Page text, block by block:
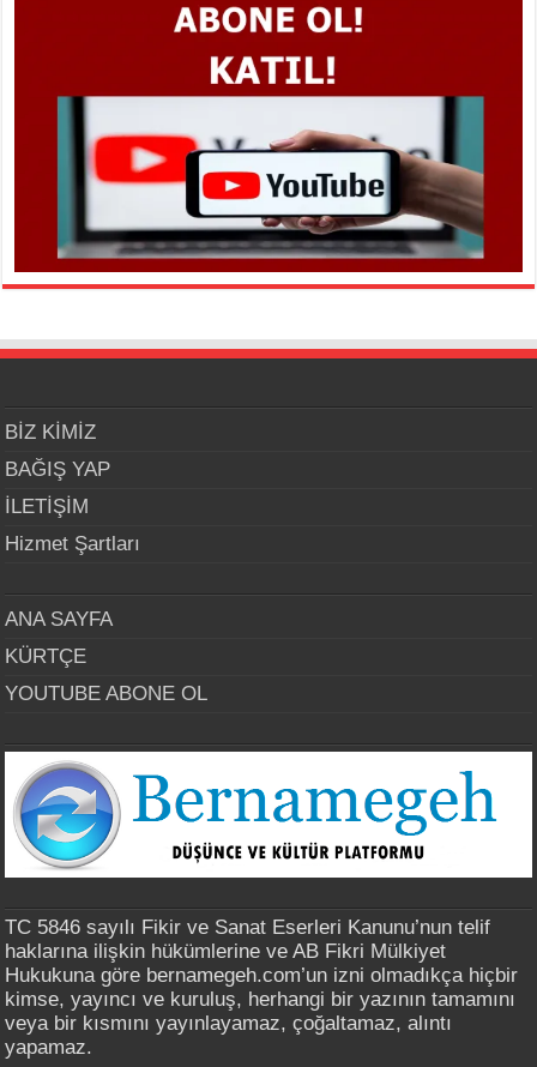
BİZ KİMİZ
BAĞIŞ YAP
İLETİŞİM
Hizmet Şartları
ANA SAYFA
KÜRTÇE
YOUTUBE ABONE OL
TC 5846 sayılı Fikir ve Sanat Eserleri Kanunu’nun telif
haklarına ilişkin hükümlerine ve AB Fikri Mülkiyet
Hukukuna göre bernamegeh.com’un izni olmadıkça hiçbir
kimse, yayıncı ve kuruluş, herhangi bir yazının tamamını
veya bir kısmını yayınlayamaz, çoğaltamaz, alıntı
yapamaz.